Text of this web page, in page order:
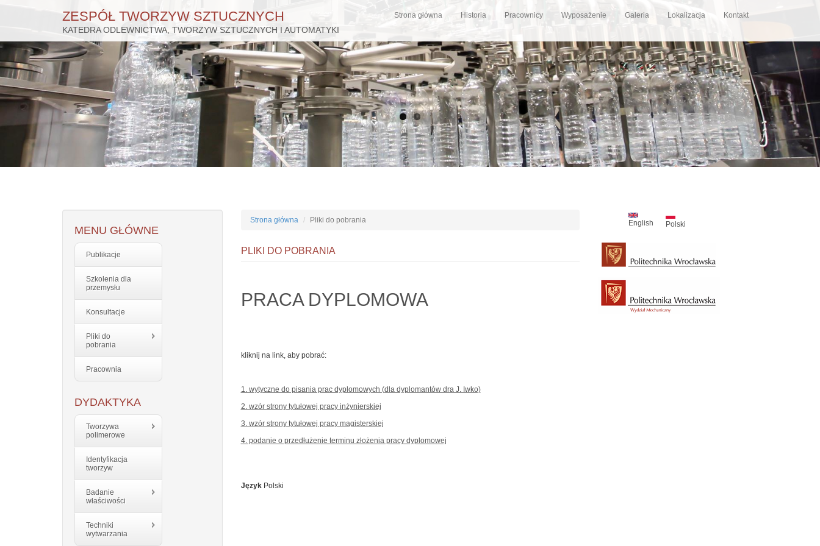
Przejdź
treści
ZESPÓŁ TWORZYW SZTUCZNYCH
KATEDRA ODLEWNICTWA, TWORZYW SZTUCZNYCH I AUTOMATYKI
Strona główna Historia Pracownicy Wyposażenie Galeria Lokalizacja Kontakt
MENU GŁÓWNE
Publikacje
Szkolenia dla
przemysłu
Konsultacje
Pliki do
pobrania
Pracownia
DYDAKTYKA
Tworzywa
polimerowe
Identyfikacja
tworzyw
Badanie
właściwości
Techniki
wytwarzania
Strona główna Pliki do pobrania
PLIKI DO POBRANIA
PRACA DYPLOMOWA
kliknij na link, aby pobrać:
1. wytyczne do pisania prac dyplomowych (dla dyplomantów dra J. Iwko)
2. wzór strony tytułowej pracy inżynierskiej
3. wzór strony tytułowej pracy magisterskiej
4. podanie o przedłużenie terminu złożenia pracy dyplomowej
JęzykPolski
English Polski